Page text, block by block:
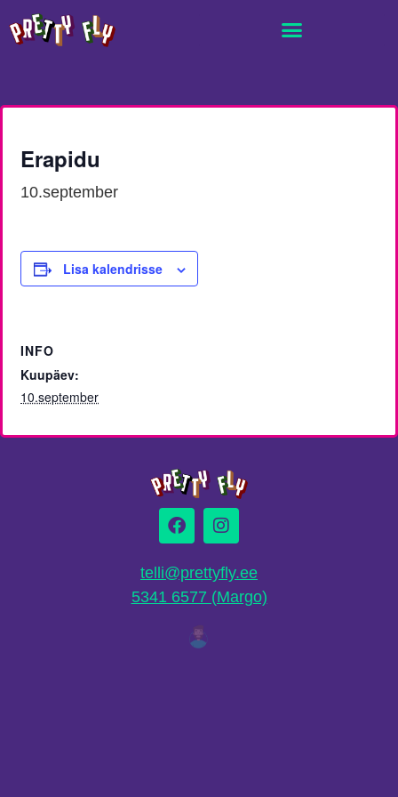
Erapidu
10.september
Lisa kalendrisse
INFO
Kuupäev:
10.september
telli@prettyfly.ee
5341 6577 (Margo)